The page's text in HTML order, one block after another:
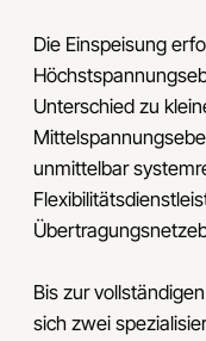
Die Einspeisung
Unterschied zu
unmittelbar
Bis zur
sich zwei